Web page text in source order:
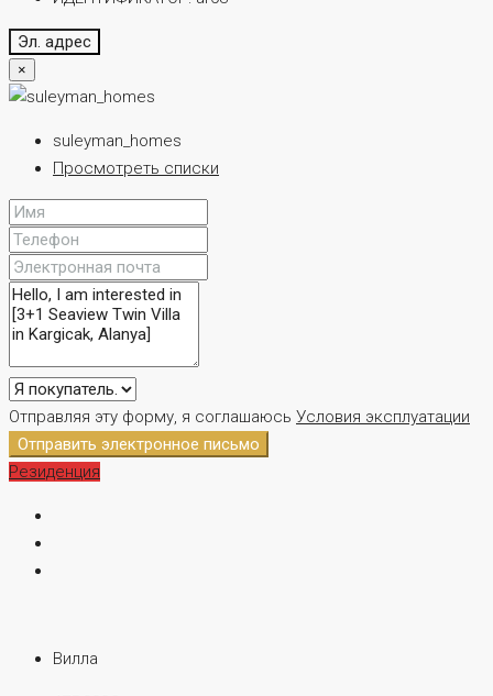
Эл. адрес
×
suleyman_homes
Просмотреть списки
Отправляя эту форму, я соглашаюсь Условия эксплуатации
Отправить электронное письмо
Резиденция
Вилла